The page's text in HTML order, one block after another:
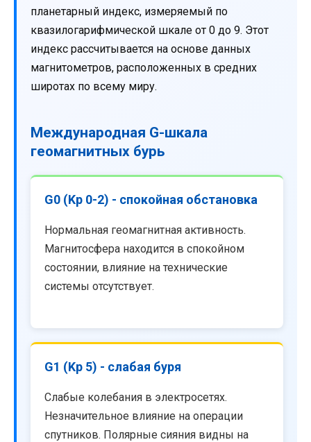
планетарный индекс, измеряемый по
квазилогарифмической шкале от 0 до 9. Этот
индекс рассчитывается на основе данных
магнитометров, расположенных в средних
широтах по всему миру.
Международная G-шкала
геомагнитных бурь
G0 (Kp 0-2) - спокойная обстановка
Нормальная геомагнитная активность.
Магнитосфера находится в спокойном
состоянии, влияние на технические
системы отсутствует.
G1 (Kp 5) - слабая буря
Слабые колебания в электросетях.
Незначительное влияние на операции
спутников. Полярные сияния видны на